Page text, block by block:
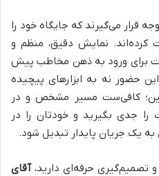
قرار می‌گیرند که جایگاه خود را
کرده‌اند. نمایش دقیق، منظم و
برای ورود به ذهن مخاطب پیش
حضور نه به ابزارهای پیچیده
کافی‌ست مسیر مشخص و در
را جدی بگیرید و خودتان را در
یک جریان پایدار تبدیل شود.
تصمیم‌گیری حرفه‌ای دارید،آقای